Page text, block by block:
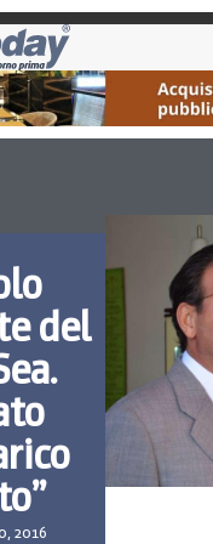
del
2016